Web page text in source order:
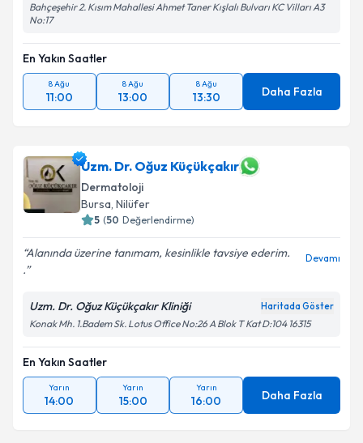
Bahçeşehir 2. Kısım Mahallesi Ahmet Taner Kışlalı Bulvarı KC Vilları A3
No:17
En Yakın Saatler
8 Ağu
11:00
8 Ağu
13:00
8 Ağu
13:30 Daha Fazla
Uzm. Dr. Oğuz Küçükçakır
Dermatoloji
Bursa, Nilüfer
5 (50 Değerlendirme)
Alanında üzerine tanımam, kesinlikle tavsiye ederim.
.
Devamı
Uzm. Dr. Oğuz Küçükçakır Kliniği Haritada Göster
Konak Mh. 1.Badem Sk. Lotus Office No:26 A Blok T Kat D:104 16315
En Yakın Saatler
Yarın
14:00
Yarın
15:00
Yarın
16:00 Daha Fazla